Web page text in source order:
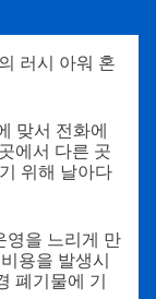
러시 아워 혼
맞서 전화에
에서 다른 곳
위해 날아다
영을 느리게 만
용을 발생시
폐기물에 기